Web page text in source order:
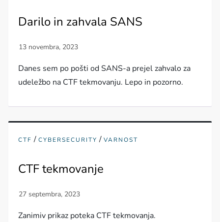
Darilo in zahvala SANS
Danes sem po pošti od SANS-a prejel zahvalo za
udeležbo na CTF tekmovanju. Lepo in pozorno.
CTF /CYBERSECURITY /VARNOST
CTF tekmovanje
Zanimiv prikaz poteka CTF tekmovanja.